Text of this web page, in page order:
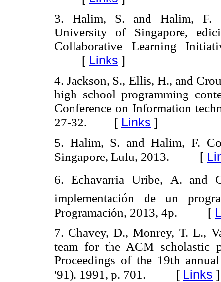
3. Halim, S. and Halim, F.
University of Singapore,
Collaborative Learning
[ Links ]
4. Jackson, S., Ellis, H., and
high school programming
Conference on Information
27-32. [ Links ]
5. Halim, S. and Halim, F.
Singapore, Lulu, 2013.
[
6. Echavarria Uribe, A. and
implementación de un
Programación, 2013, 4p.
[
7. Chavey, D., Monrey, T. L.,
team for the ACM scholastic
Proceedings of the 19th
'91). 1991, p. 701. [ Links ]